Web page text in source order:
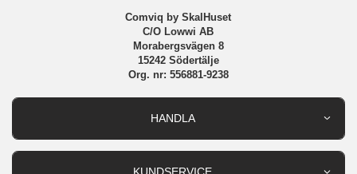
Comviq by SkalHuset
C/O Lowwi AB
Morabergsvägen 8
15242 Södertälje
Org. nr: 556881-9238
HANDLA